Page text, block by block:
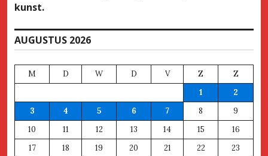
kunst.
AUGUSTUS 2026
M D W D V Z
Z
1
2
3
4 5 6 7 8
9
10
11 12 13 14 15
16
17
18 19 20 21 22
23